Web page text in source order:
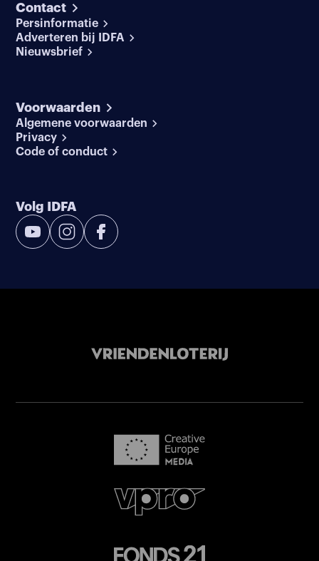
Contact
Persinformatie
Adverteren bij IDFA
Nieuwsbrief
Voorwaarden
Algemene voorwaarden
Privacy
Code of conduct
Volg IDFA